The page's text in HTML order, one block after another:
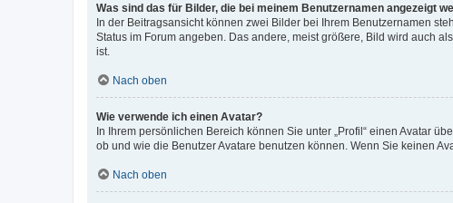
Was sind das für Bilder, die bei meinem Benutzernamen angezeigt
In der Beitragsansicht können zwei Bilder bei Ihrem Benutzernamen
Status im Forum angeben. Das andere, meist größere, Bild wird auch
ist.
Nach oben
Wie verwende ich einen Avatar?
In Ihrem persönlichen Bereich können Sie unter „Profil“ einen Avatar
ob und wie die Benutzer Avatare benutzen können. Wenn Sie keinen
Nach oben